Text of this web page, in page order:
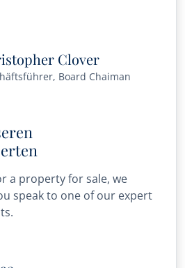
Clover
Board Chaiman
a property for sale, we
speak to one of our expert